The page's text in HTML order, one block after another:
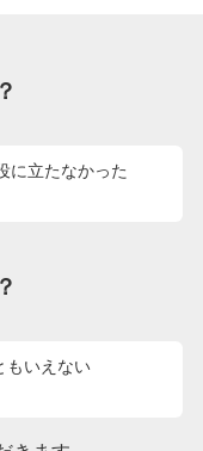
に立たなかった
もいえない